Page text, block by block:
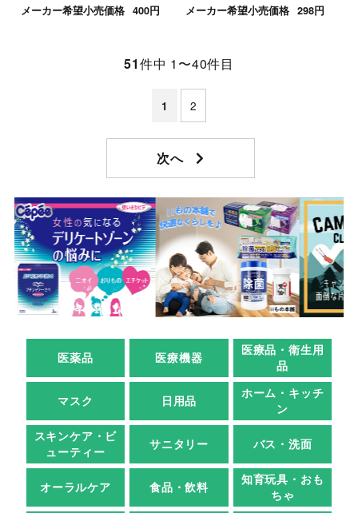
メーカー希望小売価格 400円 メーカー希望小売価格 298円
51件中 1〜40件目
1 2
医薬品 医療機器
医療品・衛生用
品
マスク 日用品
ホーム・キッチ
ン
スキンケア・ビ
ューティー
サニタリー バス・洗面
オーラルケア 食品・飲料
知育玩具・おも
ちゃ